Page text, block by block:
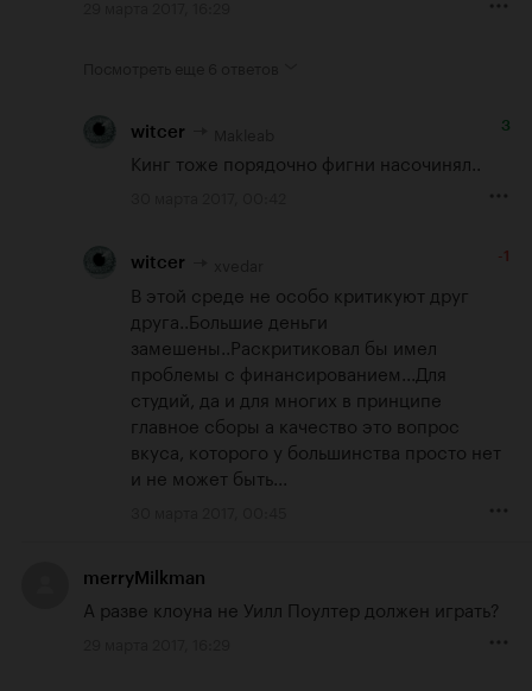
witcer 3
Кинг тоже порядочно фигни насочинял..
witcer -1
В этой среде не особо критикуют друг
друга..Большие деньги
замешены..Раскритиковал бы имел
проблемы с финансированием...Для
студий, да и для многих в принципе
главное сборы а качество это вопрос
вкуса, которого у большинства просто нет
и не может быть...
merryMilkman
А разве клоуна не Уилл Поултер должен играть?